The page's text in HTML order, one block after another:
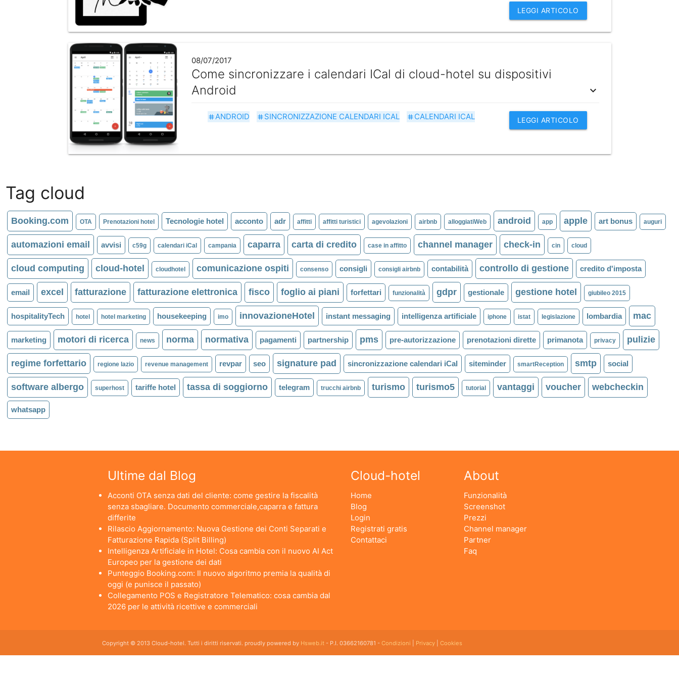
LEGGI ARTICOLO
08/07/2017
Come sincronizzare i calendari ICal di cloud-hotel su dispositivi
Android
expand_more
tag CALENDARI ICAL
tag SINCRONIZZAZIONE CALENDARI ICAL
tagANDROID LEGGI ARTICOLO
Tag cloud
Booking.com OTA Prenotazioni hotel Tecnologie hotel acconto adr affitti affitti turistici agevolazioni airbnb alloggiatiWeb android app apple art bonus auguri
automazioni email avvisi c59g calendari iCal campania caparra carta di credito case in affitto channel manager check-in cin cloud
cloud computing cloud-hotel cloudhotel comunicazione ospiti consenso consigli consigli airbnb contabilità controllo di gestione credito d'imposta
email excel fatturazione fatturazione elettronica fisco foglio ai piani forfettari funzionalità gdpr gestionale gestione hotel giubileo 2015
hospitalityTech hotel hotel marketing housekeeping imo innovazioneHotel instant messaging intelligenza artificiale iphone istat legislazione lombardia mac
marketing motori di ricerca news norma normativa pagamenti partnership pms pre-autorizzazione prenotazioni dirette primanota privacy pulizie
regime forfettario regione lazio revenue management revpar seo signature pad sincronizzazione calendari iCal siteminder smartReception smtp social
software albergo superhost tariffe hotel tassa di soggiorno telegram trucchi airbnb turismo turismo5 tutorial vantaggi voucher webcheckin
whatsapp
Ultime dal Blog
Acconti OTA senza dati del cliente: come gestire la fiscalità
senza sbagliare. Documento commerciale,caparra e fattura
differite
Rilascio Aggiornamento: Nuova Gestione dei Conti Separati e
Fatturazione Rapida (Split Billing)
Intelligenza Artificiale in Hotel: Cosa cambia con il nuovo AI Act
Europeo per la gestione dei dati
Punteggio Booking.com: Il nuovo algoritmo premia la qualità di
oggi (e punisce il passato)
Collegamento POS e Registratore Telematico: cosa cambia dal
2026 per le attività ricettive e commerciali
Cloud-hotel
Home
Blog
Login
Registrati gratis
Contattaci
About
Funzionalità
Screenshot
Prezzi
Channel manager
Partner
Faq
Copyright © 2013 Cloud-hotel. Tutti i diritti riservati. proudly powered by Hsweb.it- P.I. 03662160781 - Condizioni Privacy| Cookies